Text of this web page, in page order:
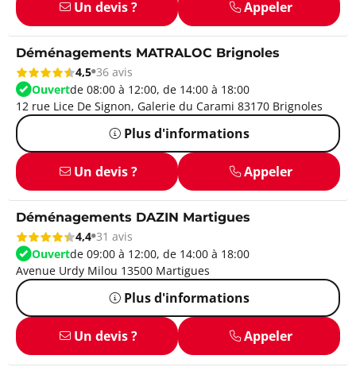
Un devis ? Appeler
Déménagements MATRALOC Brignoles
4,5 36 avis
Ouvertde 08:00 à 12:00, de 14:00 à 18:00
12 rue Lice De Signon, Galerie du Carami 83170 Brignoles
Plus d'informations
Un devis ? Appeler
Déménagements DAZIN Martigues
4,4 31 avis
Ouvertde 09:00 à 12:00, de 14:00 à 18:00
Avenue Urdy Milou 13500 Martigues
Plus d'informations
Un devis ? Appeler